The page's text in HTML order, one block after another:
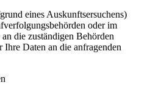
eines Auskunftsersuchens)
oder im
die zuständigen Behörden
Daten an die anfragenden